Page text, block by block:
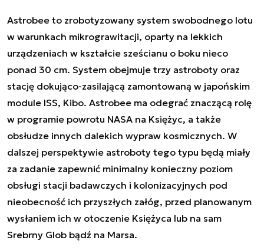
Astrobee to zrobotyzowany system swobodnego lotu
w warunkach mikrograwitacji, oparty na lekkich
urządzeniach w kształcie sześcianu o boku nieco
ponad 30 cm. System obejmuje trzy astroboty oraz
stację dokująco-zasilającą zamontowaną w japońskim
module ISS, Kibo. Astrobee ma odegrać znaczącą rolę
w programie powrotu NASA na Księżyc, a także
obsłudze innych dalekich wypraw kosmicznych. W
dalszej perspektywie astroboty tego typu będą miały
za zadanie zapewnić minimalny konieczny poziom
obsługi stacji badawczych i kolonizacyjnych pod
nieobecność ich przyszłych załóg, przed planowanym
wysłaniem ich w otoczenie Księżyca lub na sam
Srebrny Glob bądź na Marsa.